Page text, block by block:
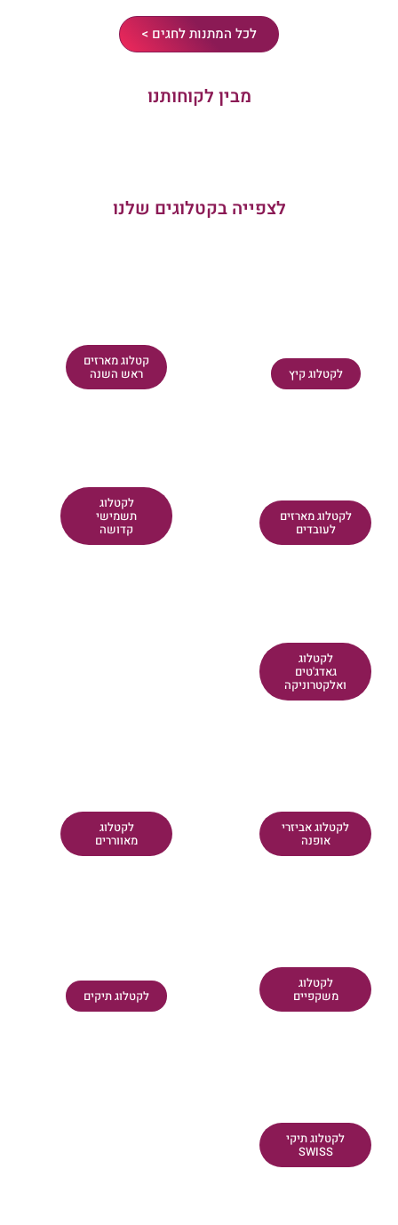
לכל המתנות לחגים >
מבין לקוחותנו
לצפייה בקטלוגים שלנו
לקטלוג קיץ
קטלוג מארזים
ראש השנה
לקטלוג מארזים
לעובדים
לקטלוג
תשמישי
קדושה
לקטלוג
גאדג'טים
ואלקטרוניקה
לקטלוג אביזרי
אופנה
לקטלוג
מאווררים
לקטלוג
משקפיים לקטלוג תיקים
לקטלוג תיקי
SWISS